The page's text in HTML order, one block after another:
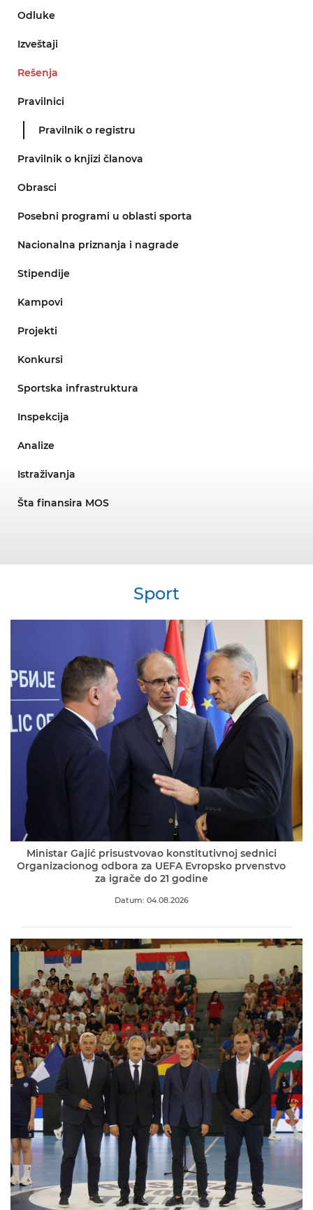
Odluke
Izveštaji
Rešenja
Pravilnici
Pravilnik o registru
Pravilnik o knjizi članova
Obrasci
Posebni programi u oblasti sporta
Nacionalna priznanja i nagrade
Stipendije
Kampovi
Projekti
Konkursi
Sportska infrastruktura
Inspekcija
Analize
Istraživanja
Šta finansira MOS
Sport
Ministar Gajić prisustvovao konstitutivnoj sednici
Organizacionog odbora za UEFA Evropsko prvenstvo
za igrače do 21 godine
Datum: 04.08.2026